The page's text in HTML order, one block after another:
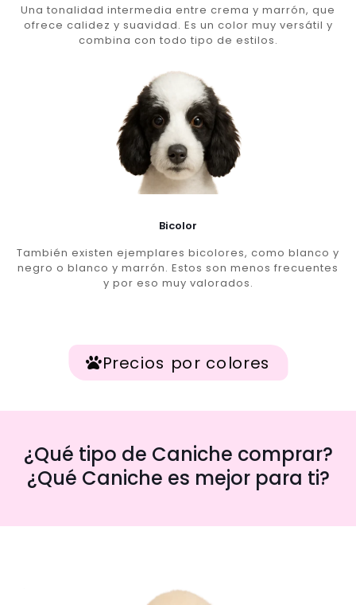
Una tonalidad intermedia entre crema y marrón, que
ofrece calidez y suavidad. Es un color muy versátil y
combina con todo tipo de estilos.
Bicolor
También existen ejemplares bicolores, como blanco y
negro o blanco y marrón. Estos son menos frecuentes
y por eso muy valorados.
Precios por colores
¿Qué tipo de Caniche comprar?
¿Qué Caniche es mejor para ti?